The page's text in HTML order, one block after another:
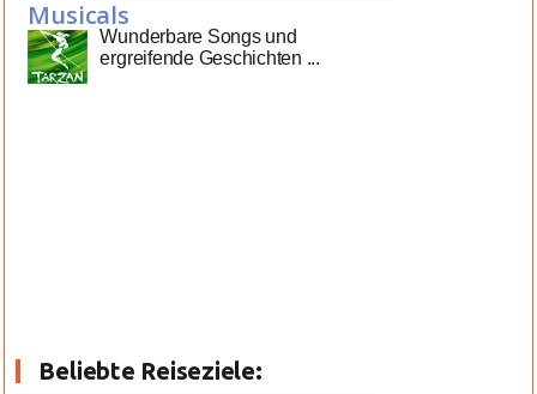
Musicals
Wunderbare Songs und
ergreifende Geschichten ...
Beliebte Reiseziele: